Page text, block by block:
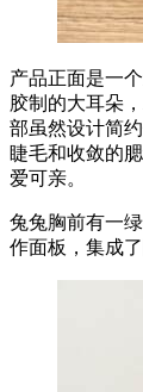
产品正面是一
胶制的大耳朵
部虽然设计简
睫毛和收敛的
爱可亲。
兔兔胸前有一
作面板，集成